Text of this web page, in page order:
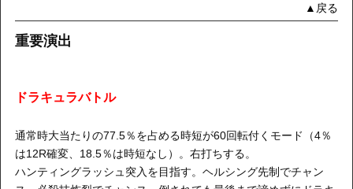
▲戻る
重要演出
ドラキュラバトル
通常時大当たりの77.5％を占める時短が60回転付くモード（4％
は12R確変、18.5％は時短なし）。右打ちする。
ハンティングラッシュ突入を目指す。ヘルシング先制でチャン